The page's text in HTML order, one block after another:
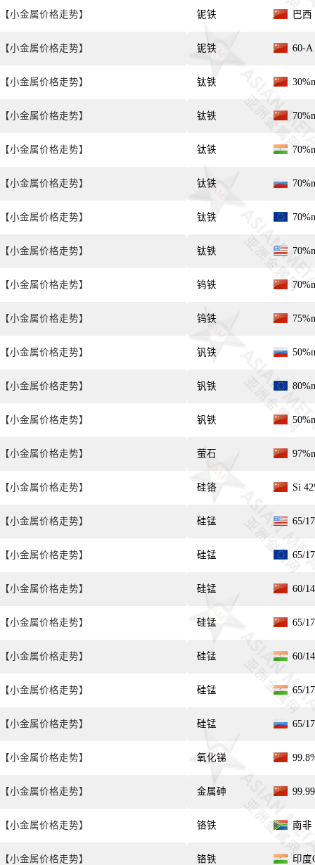
【小金属价格走势】
【小金属价格走势】
【小金属价格走势】
【小金属价格走势】
【小金属价格走势】
【小金属价格走势】
【小金属价格走势】
【小金属价格走势】
【小金属价格走势】
【小金属价格走势】
【小金属价格走势】
【小金属价格走势】
【小金属价格走势】
【小金属价格走势】
【小金属价格走势】
【小金属价格走势】
【小金属价格走势】
【小金属价格走势】
【小金属价格走势】
【小金属价格走势】
【小金属价格走势】
【小金属价格走势】
【小金属价格走势】
【小金属价格走势】
【小金属价格走势】
【小金属价格走势】
铌铁 巴西
铌铁 60-A
钛铁
钛铁
钛铁
钛铁
钛铁
钛铁
钨铁
钨铁
钒铁
钒铁
钒铁
萤石
硅铬 Si
硅锰 65/
硅锰 65/
硅锰 60/
硅锰 65/
硅锰 60/
硅锰 65/
硅锰 65/
氧化锑
金属砷
铬铁 南非
铬铁 印度